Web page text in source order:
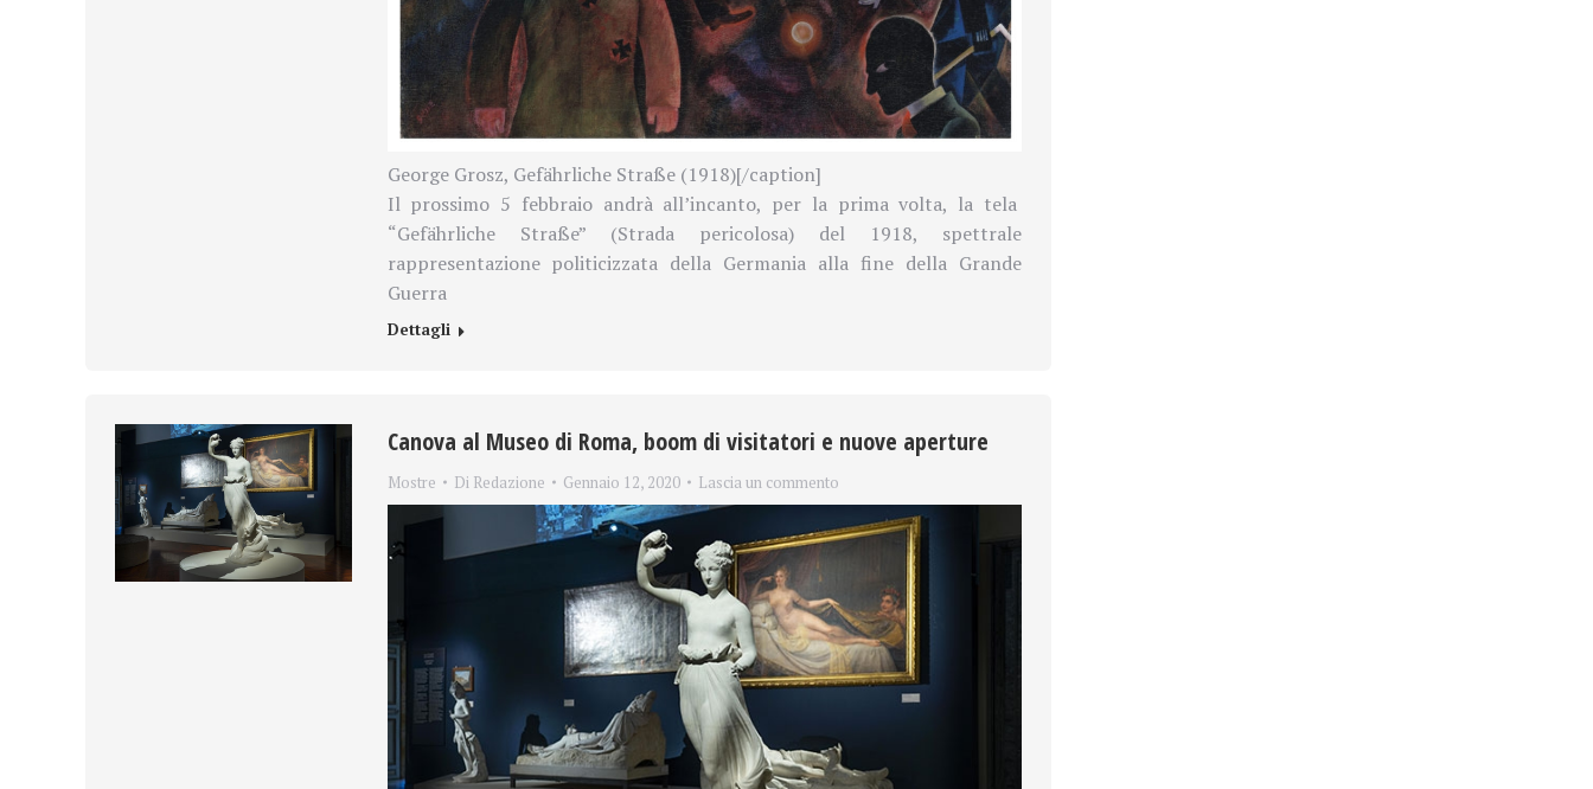
George Grosz, Gefährliche Straße (1918)[/caption]
Il prossimo 5 febbraioandrà all’incanto, per la prima volta, la tela
“Gefährliche Straße” (Strada pericolosa) del 1918, spettrale
rappresentazione politicizzata della Germania alla fine della Grande
Guerra
Dettagli
Canova al Museo di Roma, boom di visitatori e nuove aperture
Mostre Di Redazione Gennaio 12, 2020 Lascia un commento